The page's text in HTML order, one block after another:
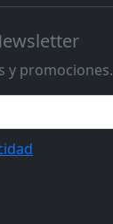
y promociones.